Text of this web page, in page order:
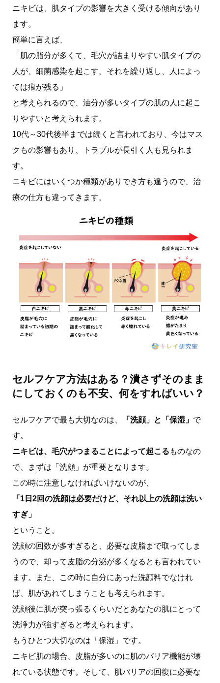
ニキビは、肌タイプの影響を大きく受ける傾向があり
ます。
簡単に言えば、
「肌の脂分が多くて、毛穴が詰まりやすい肌タイプの
人が、細菌感染を起こす。それを繰り返し、人によっ
ては痕が残る」
と考えられるので、油分が多いタイプの肌の人に起こ
りやすいと考えられます。
10代～30代後半までは続くと言われており、今はマス
クもの影響もあり、トラブルが長引く人も見られま
す。
ニキビにはいくつか種類がありでき方も違うので、治
療の仕方も違ってきます。
セルフケア方法はある？潰さずそのまま
にしておくのも不安、何をすればいい？
セルフケアで最も大切なのは、 「洗顔」と「保湿」 で
す。
ニキビは、毛穴がつまることによって起こる ものなの
で、まずは「洗顔」が重要となります。
この時に注意しなければいけないのが、
「1日2回の洗顔は必要だけど、それ以上の洗顔は洗い
すぎ」
ということ。
洗顔の回数が多すぎると、必要な皮脂まで取ってしま
うので、却って皮脂の分泌が多くなるとも言われてい
ます。また、この時に自分にあった洗顔料でなけれ
ば、肌があれてしまうことも考えられます。
洗顔後に肌が突っ張るくらいだとあなたの肌にとって
洗浄力が強すぎると考えられます。
もうひとつ大切なのは「保湿」です。
ニキビ肌の場合、皮脂が多いのに肌のバリア機能が壊
れている状態です。そして、肌バリアの回復に必要な